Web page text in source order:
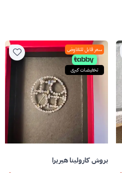
سعر قابل للتفاوض
تخفيضات كبرى
بروش كارولينا هيريرا